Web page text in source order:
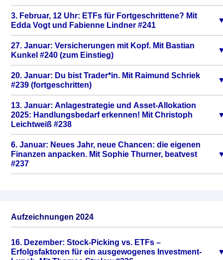
3. Februar, 12 Uhr: ETFs für Fortgeschrittene? Mit
Edda Vogt und Fabienne Lindner #241
27. Januar: Versicherungen mit Kopf. Mit Bastian
Kunkel #240 (zum Einstieg)
20. Januar: Du bist Trader*in. Mit Raimund Schriek
#239 (fortgeschritten)
13. Januar: Anlagestrategie und Asset-Allokation
2025: Handlungsbedarf erkennen! Mit Christoph
Leichtweiß #238
6. Januar: Neues Jahr, neue Chancen: die eigenen
Finanzen anpacken. Mit Sophie Thurner, beatvest
#237
Aufzeichnungen 2024
16. Dezember: Stock-Picking vs. ETFs –
Erfolgsfaktoren für ein ausgewogenes Investment-